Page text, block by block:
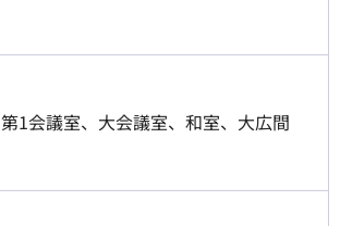
第1会議室、大会議室、和室、大広間